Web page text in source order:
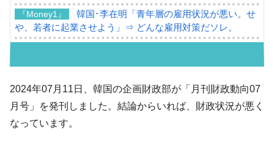
『Money1』
韓国･李在明「青年層の雇用状況が悪い。せ
や、若者に起業させよう」⇒ どんな雇用対策だソレ。
韓国「ここは北朝鮮なのか。選管がサーバ
ーにウソのデータを入力したのは明白だ」
言。
2024年07月11日、韓国の企画財政部が「月刊財政動向07
月号」を発刊しました。結論からいれば、財政状況が悪く
なっています。